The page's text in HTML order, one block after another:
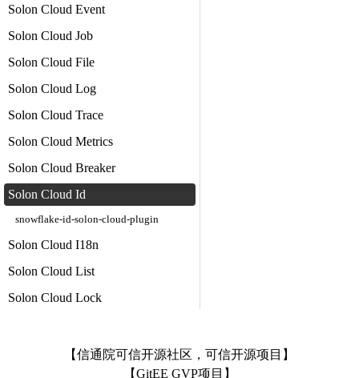
Solon Cloud Event
Solon Cloud Job
Solon Cloud File
Solon Cloud Log
Solon Cloud Trace
Solon Cloud Metrics
Solon Cloud Breaker
Solon Cloud Id
snowflake-id-solon-cloud-plugin
Solon Cloud I18n
Solon Cloud List
Solon Cloud Lock
【信通院可信开源社区，可信开源项目】
【GitEE GVP项目】